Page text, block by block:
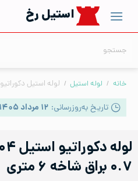
content
استیل رخ
خانه / لوله استیل / لوله استیل دکوراتیو
تاریخ به‌روزرسانی: ۱۲ مرداد ۱۴۰۵ | ۱۶:۳۵
۰.۷ براق شاخه ۶ متری